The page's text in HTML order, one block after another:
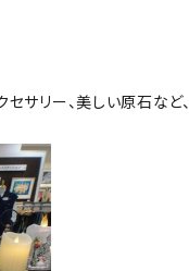
サリー、美しい原石など、